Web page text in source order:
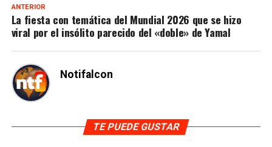
ANTERIOR
La fiesta con temática del Mundial 2026 que se hizo
viral por el insólito parecido del «doble» de Yamal
Notifalcon
TE PUEDE GUSTAR